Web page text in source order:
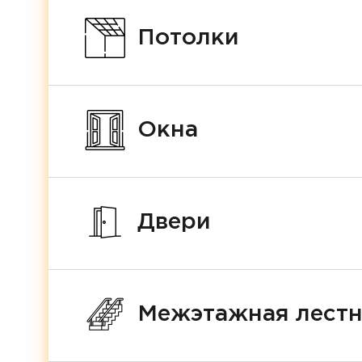
Потолки
Окна
Двери
Межэтажная